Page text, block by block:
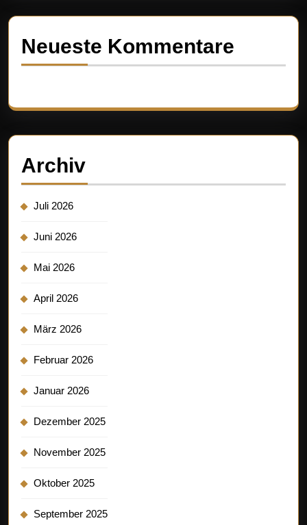
Neueste Kommentare
Archiv
Juli 2026
Juni 2026
Mai 2026
April 2026
März 2026
Februar 2026
Januar 2026
Dezember 2025
November 2025
Oktober 2025
September 2025